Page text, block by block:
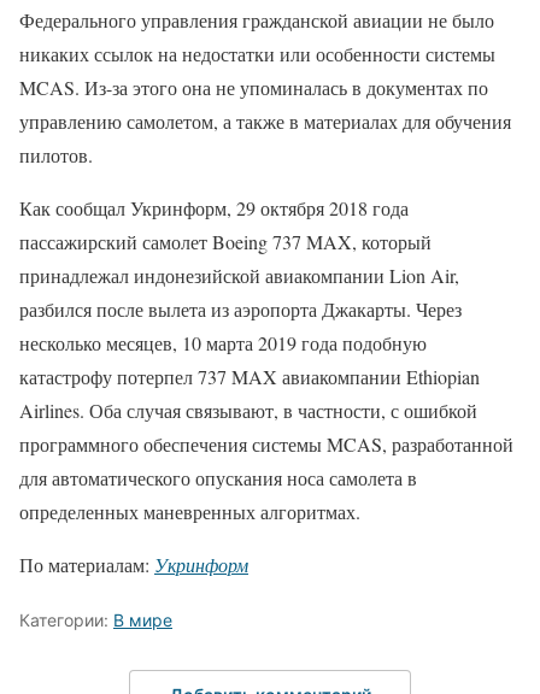
Федерального управления гражданской авиации не было
никаких ссылок на недостатки или особенности системы
MCAS. Из-за этого она не упоминалась в документах по
управлению самолетом, а также в материалах для обучения
пилотов.
Как сообщал Укринформ, 29 октября 2018 года
пассажирский самолет Boeing 737 MAX, который
принадлежал индонезийской авиакомпании Lion Air,
разбился после вылета из аэропорта Джакарты. Через
несколько месяцев, 10 марта 2019 года подобную
катастрофу потерпел 737 MAX авиакомпании Ethiopian
Airlines. Оба случая связывают, в частности, с ошибкой
программного обеспечения системы MCAS, разработанной
для автоматического опускания носа самолета в
определенных маневренных алгоритмах.
По материалам: Укринформ
Категории: В мире